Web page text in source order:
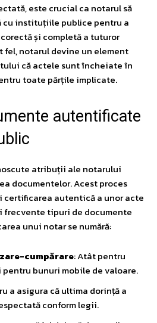
este crucial ca notarul să
cu instituțiile publice pentru a
și completă a tuturor
fel, notarul devine un element
că actele sunt încheiate în
toate părțile implicate.
autentificate
atribuții ale notarului
documentelor. Acest proces
certificarea autentică a unor acte
frecvente tipuri de documente
unui notar se numără:
cumpărare: Atât pentru
bunuri mobile de valoare.
a asigura că ultima dorință a
conform legii.